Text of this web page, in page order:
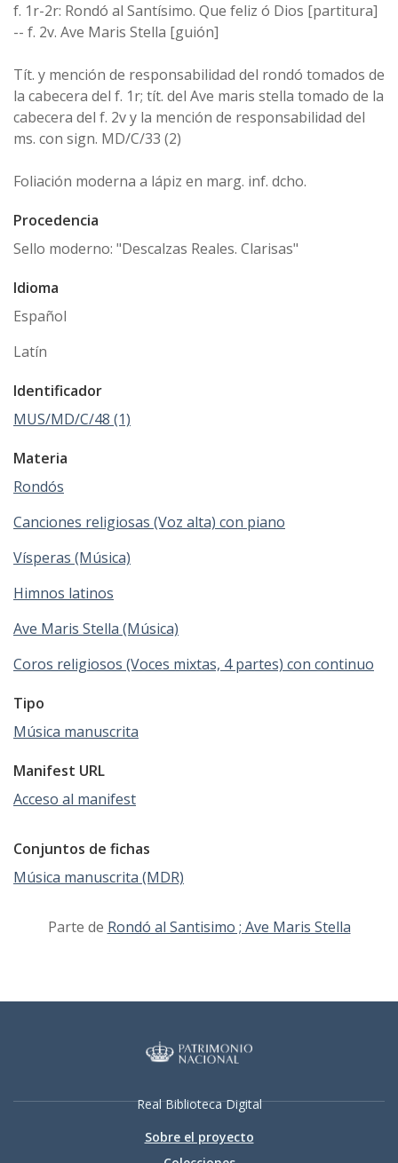
f. 1r-2r: Rondó al Santísimo. Que feliz ó Dios [partitura]
-- f. 2v. Ave Maris Stella [guión]
Tít. y mención de responsabilidad del rondó tomados de
la cabecera del f. 1r; tít. del Ave maris stella tomado de la
cabecera del f. 2v y la mención de responsabilidad del
ms. con sign. MD/C/33 (2)
Foliación moderna a lápiz en marg. inf. dcho.
Procedencia
Sello moderno: "Descalzas Reales. Clarisas"
Idioma
Español
Latín
Identificador
MUS/MD/C/48 (1)
Materia
Rondós
Canciones religiosas (Voz alta) con piano
Vísperas (Música)
Himnos latinos
Ave Maris Stella (Música)
Coros religiosos (Voces mixtas, 4 partes) con continuo
Tipo
Música manuscrita
Manifest URL
Acceso al manifest
Conjuntos de fichas
Música manuscrita (MDR)
Parte de Rondó al Santisimo ; Ave Maris Stella
Real Biblioteca Digital
Sobre el proyecto